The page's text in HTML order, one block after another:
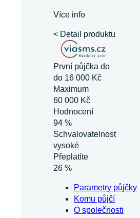
Více info
< Detail produktu
První půjčka do
do 16 000 Kč
Maximum
60 000 Kč
Hodnocení
94 %
Schvalovatelnost
vysoké
Přeplatíte
26 %
Parametry půjčky
Komu půjčí
O společnosti